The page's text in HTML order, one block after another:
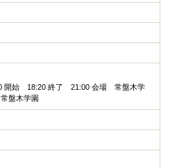
開始 18:20 終了 21:00 会場 常盤木学
盤木学園